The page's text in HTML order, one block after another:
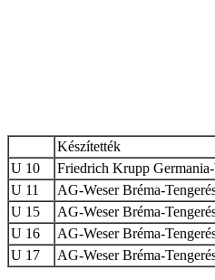
Készítették
U 10
Friedrich Krupp
U 11
AG-Weser Bréma-
U 15
AG-Weser Bréma-
U 16
AG-Weser Bréma-
U 17
AG-Weser Bréma-